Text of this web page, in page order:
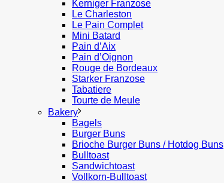
Kerniger Franzose
Le Charleston
Le Pain Complet
Mini Batard
Pain d’Aix
Pain d’Oignon
Rouge de Bordeaux
Starker Franzose
Tabatiere
Tourte de Meule
Bakery
Bagels
Burger Buns
Brioche Burger Buns / Hotdog Buns
Bulltoast
Sandwichtoast
Vollkorn-Bulltoast